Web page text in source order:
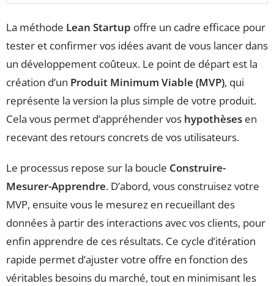
La méthode Lean Startup offre un cadre efficace pour
tester et confirmer vos idées avant de vous lancer dans
un développement coûteux. Le point de départ est la
création d’un Produit Minimum Viable (MVP), qui
représente la version la plus simple de votre produit.
Cela vous permet d’appréhender vos hypothèses en
recevant des retours concrets de vos utilisateurs.
Le processus repose sur la boucle Construire-
Mesurer-Apprendre. D’abord, vous construisez votre
MVP, ensuite vous le mesurez en recueillant des
données à partir des interactions avec vos clients, pour
enfin apprendre de ces résultats. Ce cycle d’itération
rapide permet d’ajuster votre offre en fonction des
véritables besoins du marché, tout en minimisant les